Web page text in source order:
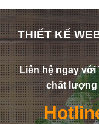
THIẾT KẾ
Liên hệ ngay với
chất lượng